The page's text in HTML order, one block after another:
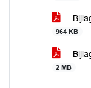
964 KB
2 MB